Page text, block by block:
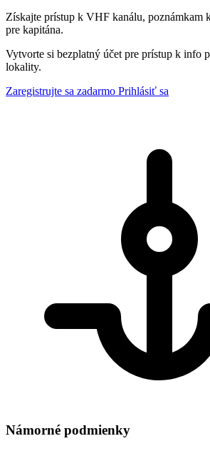
Získajte prístup k VHF kanálu, poznámkam
pre kapitána.
Vytvorte si bezplatný účet pre prístup k info
lokality.
Zaregistrujte sa zadarmo Prihlásiť sa
Námorné podmienky